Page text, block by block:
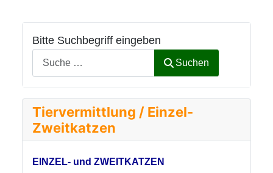
Bitte Suchbegriff eingeben
Suchen
Tiervermittlung / Einzel-
Zweitkatzen
EINZEL- und ZWEITKATZEN